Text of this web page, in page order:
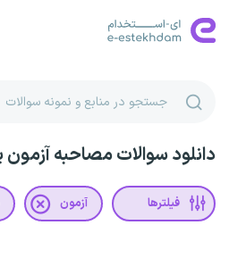
دانلود سوالات مصاحبه
فیلترها آزمون